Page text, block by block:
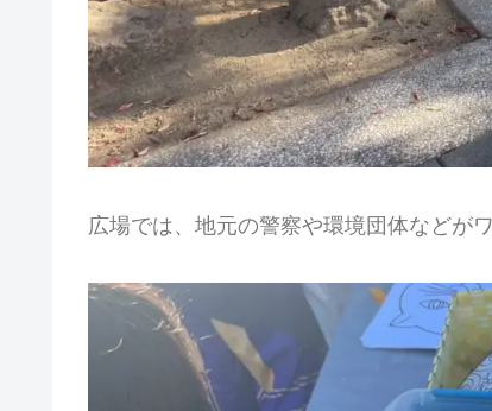
広場では、地元の警察や環境団体などが